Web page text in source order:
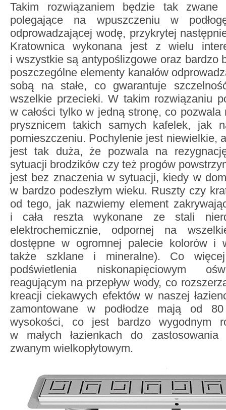
Takim rozwiązaniem będzie tak zwane
polegające na wpuszczeniu w
odprowadzającej wodę, przykrytej
Kratownica wykonana jest z wielu
i wszystkie są antypoślizgowe oraz bardzo
poszczególne elementy kanałów
sobą na stałe, co gwarantuje
wszelkie przecieki. W takim rozwiązaniu
w całości tylko w jedną stronę, co
prysznicem takich samych kafelek, jak
pomieszczeniu. Pochylenie jest niewielkie,
jest tak duża, że pozwala na
sytuacji brodzików czy też progów
jest bez znaczenia w sytuacji, kiedy w
w bardzo podeszłym wieku. Ruszty czy
od tego, jak nazwiemy element
i cała reszta wykonane ze stali
elektrochemicznie, odpornej na
dostępne w ogromnej palecie kolorów i
także szklane i mineralne). Co
podświetlenia niskonapięciowym
reagującym na przepływ wody, co
kreacji ciekawych efektów w naszej
zamontowane w podłodze mają od
wysokości, co jest bardzo wygodnym
w małych łazienkach do
zwanym wielkopłytowym.